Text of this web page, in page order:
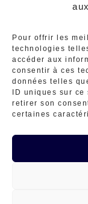
Pour offrir les
technologies
accéder aux
consentir à ces
données telles
ID uniques sur
retirer son
certaines
dans
un
nouvel
dans
un
nouvel
E-mail